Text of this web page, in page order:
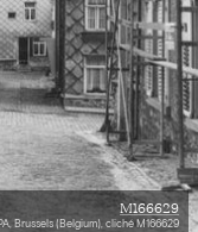
M166629
Brussels (Belgium), cliché M166629